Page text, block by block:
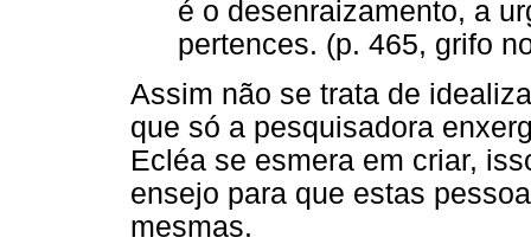
é o desenraizamento, a
pertences. (p. 465, grifo
Assim não se trata de
que só a pesquisadora
Ecléa se esmera em criar,
ensejo para que estas
mesmas.